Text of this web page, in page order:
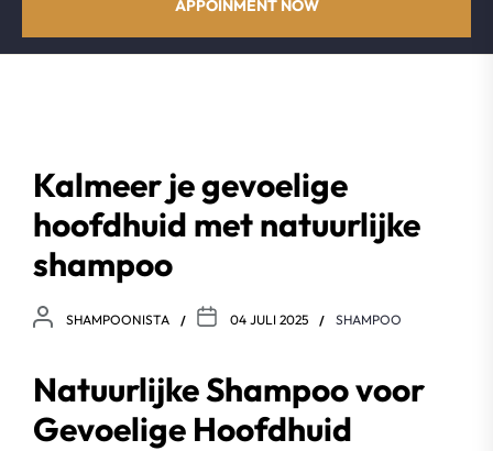
APPOINMENT NOW
Kalmeer je gevoelige
hoofdhuid met natuurlijke
shampoo
SHAMPOONISTA 04 JULI 2025 SHAMPOO
Natuurlijke Shampoo voor
Gevoelige Hoofdhuid